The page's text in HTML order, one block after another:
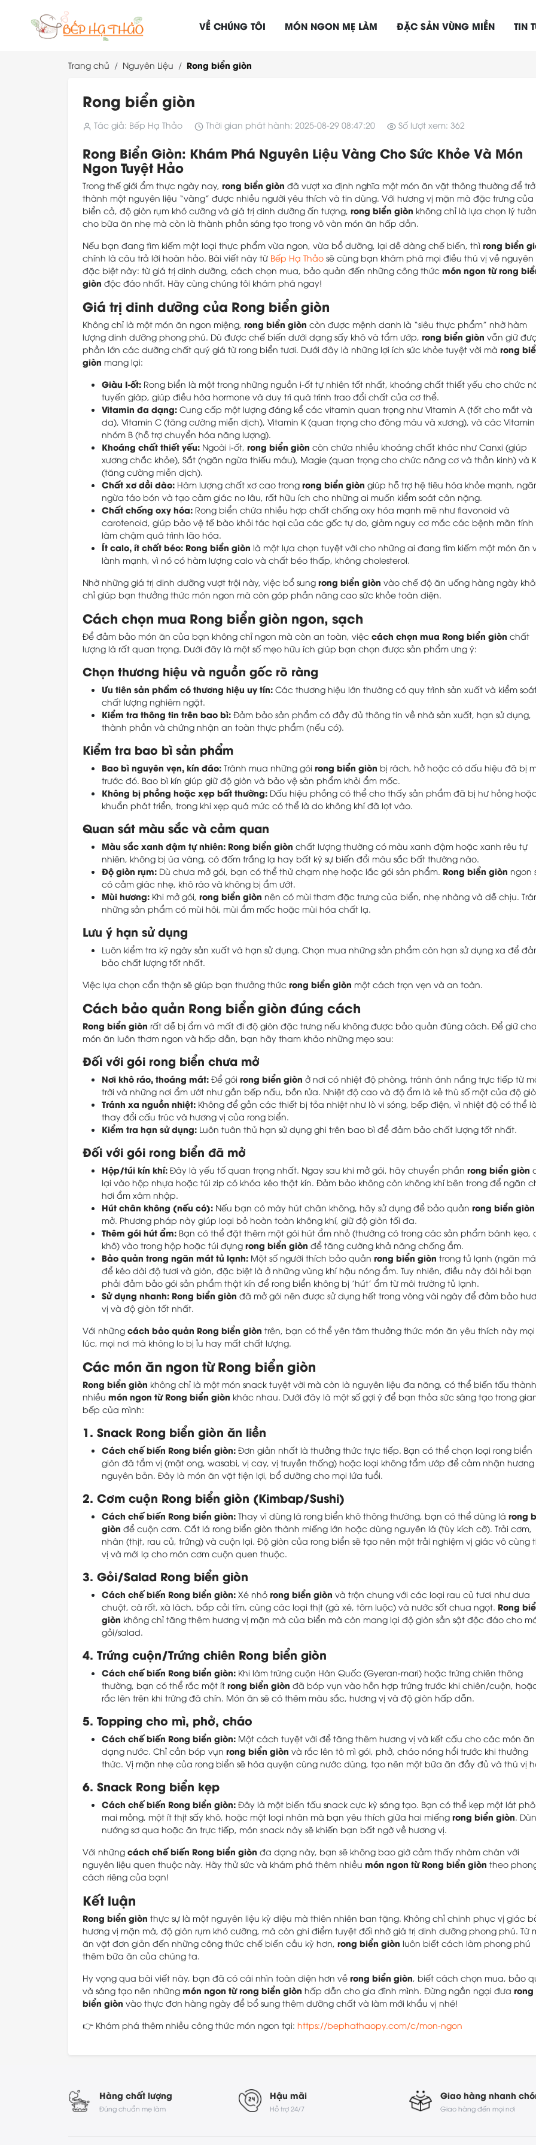
VỀ CHÚNG TÔI MÓN NGON MẸ LÀM ĐẶC SẢN VÙNG MIỀN TIN
Trang chủ Nguyên Liệu Rong biển giòn
Rong biển giòn
Tác giả: Bếp Hạ Thảo Thời gian phát hành: 2025-08-29 08:47:20 Số lượt xem: 362
Rong Biển Giòn: Khám Phá Nguyên Liệu Vàng Cho Sức Khỏe Và Món
Ngon Tuyệt Hảo
Trong thế giới ẩm thực ngày nay, rong biển giòn đã vượt xa định nghĩa một món ăn vặt thông thường để trở
thành một nguyên liệu “vàng” được nhiều người yêu thích và tin dùng. Với hương vị mặn mà đặc trưng của
biển cả, độ giòn rụm khó cưỡng và giá trị dinh dưỡng ấn tượng, rong biển giòn không chỉ là lựa chọn lý
cho bữa ăn nhẹ mà còn là thành phần sáng tạo trong vô vàn món ăn hấp dẫn.
Nếu bạn đang tìm kiếm một loại thực phẩm vừa ngon, vừa bổ dưỡng, lại dễ dàng chế biến, thì rong biển
chính là câu trả lời hoàn hảo. Bài viết này từ Bếp Hạ Thảo sẽ cùng bạn khám phá mọi điều thú vị về nguyên
đặc biệt này: từ giá trị dinh dưỡng, cách chọn mua, bảo quản đến những công thức món ngon từ rong
giòn độc đáo nhất. Hãy cùng chúng tôi khám phá ngay!
Giá trị dinh dưỡng của Rong biển giòn
Không chỉ là một món ăn ngon miệng, rong biển giòn còn được mệnh danh là “siêu thực phẩm” nhờ hàm
lượng dinh dưỡng phong phú. Dù được chế biến dưới dạng sấy khô và tẩm ướp, rong biển giòn vẫn giữ
phần lớn các dưỡng chất quý giá từ rong biển tươi. Dưới đây là những lợi ích sức khỏe tuyệt vời mà rong
giòn mang lại:
Giàu I-ốt: Rong biển là một trong những nguồn i-ốt tự nhiên tốt nhất, khoáng chất thiết yếu cho chức
tuyến giáp, giúp điều hòa hormone và duy trì quá trình trao đổi chất của cơ thể.
Vitamin đa dạng: Cung cấp một lượng đáng kể các vitamin quan trọng như Vitamin A (tốt cho mắt và
da), Vitamin C (tăng cường miễn dịch), Vitamin K (quan trọng cho đông máu và xương), và các Vitamin
nhóm B (hỗ trợ chuyển hóa năng lượng).
Khoáng chất thiết yếu: Ngoài i-ốt, rong biển giòn còn chứa nhiều khoáng chất khác như Canxi (giúp
xương chắc khỏe), Sắt (ngăn ngừa thiếu máu), Magie (quan trọng cho chức năng cơ và thần kinh) và
(tăng cường miễn dịch).
Chất xơ dồi dào: Hàm lượng chất xơ cao trong rong biển giòn giúp hỗ trợ hệ tiêu hóa khỏe mạnh,
ngừa táo bón và tạo cảm giác no lâu, rất hữu ích cho những ai muốn kiểm soát cân nặng.
Chất chống oxy hóa: Rong biển chứa nhiều hợp chất chống oxy hóa mạnh mẽ như flavonoid và
carotenoid, giúp bảo vệ tế bào khỏi tác hại của các gốc tự do, giảm nguy cơ mắc các bệnh mãn tính
làm chậm quá trình lão hóa.
Ít calo, ít chất béo: Rong biển giòn là một lựa chọn tuyệt vời cho những ai đang tìm kiếm một món ăn
lành mạnh, vì nó có hàm lượng calo và chất béo thấp, không cholesterol.
Nhờ những giá trị dinh dưỡng vượt trội này, việc bổ sung rong biển giòn vào chế độ ăn uống hàng ngày
chỉ giúp bạn thưởng thức món ngon mà còn góp phần nâng cao sức khỏe toàn diện.
Cách chọn mua Rong biển giòn ngon, sạch
Để đảm bảo món ăn của bạn không chỉ ngon mà còn an toàn, việc cách chọn mua Rong biển giòn chất
lượng là rất quan trọng. Dưới đây là một số mẹo hữu ích giúp bạn chọn được sản phẩm ưng ý:
Chọn thương hiệu và nguồn gốc rõ ràng
Ưu tiên sản phẩm có thương hiệu uy tín: Các thương hiệu lớn thường có quy trình sản xuất và kiểm
chất lượng nghiêm ngặt.
Kiểm tra thông tin trên bao bì: Đảm bảo sản phẩm có đầy đủ thông tin về nhà sản xuất, hạn sử dụng,
thành phần và chứng nhận an toàn thực phẩm (nếu có).
Kiểm tra bao bì sản phẩm
Bao bì nguyên vẹn, kín đáo: Tránh mua những gói rong biển giòn bị rách, hở hoặc có dấu hiệu đã bị
trước đó. Bao bì kín giúp giữ độ giòn và bảo vệ sản phẩm khỏi ẩm mốc.
Không bị phồng hoặc xẹp bất thường: Dấu hiệu phồng có thể cho thấy sản phẩm đã bị hư hỏng
khuẩn phát triển, trong khi xẹp quá mức có thể là do không khí đã lọt vào.
Quan sát màu sắc và cảm quan
Màu sắc xanh đậm tự nhiên: Rong biển giòn chất lượng thường có màu xanh đậm hoặc xanh rêu tự
nhiên, không bị úa vàng, có đốm trắng lạ hay bất kỳ sự biến đổi màu sắc bất thường nào.
Độ giòn rụm: Dù chưa mở gói, bạn có thể thử chạm nhẹ hoặc lắc gói sản phẩm. Rong biển giòn ngon
có cảm giác nhẹ, khô ráo và không bị ẩm ướt.
Mùi hương: Khi mở gói, rong biển giòn nên có mùi thơm đặc trưng của biển, nhẹ nhàng và dễ chịu.
những sản phẩm có mùi hôi, mùi ẩm mốc hoặc mùi hóa chất lạ.
Lưu ý hạn sử dụng
Luôn kiểm tra kỹ ngày sản xuất và hạn sử dụng. Chọn mua những sản phẩm còn hạn sử dụng xa để
bảo chất lượng tốt nhất.
Việc lựa chọn cẩn thận sẽ giúp bạn thưởng thức rong biển giòn một cách trọn vẹn và an toàn.
Cách bảo quản Rong biển giòn đúng cách
Rong biển giòn rất dễ bị ẩm và mất đi độ giòn đặc trưng nếu không được bảo quản đúng cách. Để giữ cho
món ăn luôn thơm ngon và hấp dẫn, bạn hãy tham khảo những mẹo sau:
Đối với gói rong biển chưa mở
Nơi khô ráo, thoáng mát: Để gói rong biển giòn ở nơi có nhiệt độ phòng, tránh ánh nắng trực tiếp từ
trời và những nơi ẩm ướt như gần bếp nấu, bồn rửa. Nhiệt độ cao và độ ẩm là kẻ thù số một của độ
Tránh xa nguồn nhiệt: Không để gần các thiết bị tỏa nhiệt như lò vi sóng, bếp điện, vì nhiệt độ có thể
thay đổi cấu trúc và hương vị của rong biển.
Kiểm tra hạn sử dụng: Luôn tuân thủ hạn sử dụng ghi trên bao bì để đảm bảo chất lượng tốt nhất.
Đối với gói rong biển đã mở
Hộp/túi kín khí: Đây là yếu tố quan trọng nhất. Ngay sau khi mở gói, hãy chuyển phần rong biển giòn
lại vào hộp nhựa hoặc túi zip có khóa kéo thật kín. Đảm bảo không còn không khí bên trong để ngăn
hơi ẩm xâm nhập.
Hút chân không (nếu có): Nếu bạn có máy hút chân không, hãy sử dụng để bảo quản rong biển giòn
mở. Phương pháp này giúp loại bỏ hoàn toàn không khí, giữ độ giòn tối đa.
Thêm gói hút ẩm: Bạn có thể đặt thêm một gói hút ẩm nhỏ (thường có trong các sản phẩm bánh kẹo,
khô) vào trong hộp hoặc túi đựng rong biển giòn để tăng cường khả năng chống ẩm.
Bảo quản trong ngăn mát tủ lạnh: Một số người thích bảo quản rong biển giòn trong tủ lạnh (ngăn
để kéo dài độ tươi và giòn, đặc biệt là ở những vùng khí hậu nóng ẩm. Tuy nhiên, điều này đòi hỏi bạn
phải đảm bảo gói sản phẩm thật kín để rong biển không bị 'hút' ẩm từ môi trường tủ lạnh.
Sử dụng nhanh: Rong biển giòn đã mở gói nên được sử dụng hết trong vòng vài ngày để đảm bảo
vị và độ giòn tốt nhất.
Với những cách bảo quản Rong biển giòn trên, bạn có thể yên tâm thưởng thức món ăn yêu thích này mọi
lúc, mọi nơi mà không lo bị ỉu hay mất chất lượng.
Các món ăn ngon từ Rong biển giòn
Rong biển giòn không chỉ là một món snack tuyệt vời mà còn là nguyên liệu đa năng, có thể biến tấu thành
nhiều món ngon từ Rong biển giòn khác nhau. Dưới đây là một số gợi ý để bạn thỏa sức sáng tạo trong
bếp của mình:
1. Snack Rong biển giòn ăn liền
Cách chế biến Rong biển giòn: Đơn giản nhất là thưởng thức trực tiếp. Bạn có thể chọn loại rong biển
giòn đã tẩm vị (mật ong, wasabi, vị cay, vị truyền thống) hoặc loại không tẩm ướp để cảm nhận hương
nguyên bản. Đây là món ăn vặt tiện lợi, bổ dưỡng cho mọi lứa tuổi.
2. Cơm cuộn Rong biển giòn (Kimbap/Sushi)
Cách chế biến Rong biển giòn: Thay vì dùng lá rong biển khô thông thường, bạn có thể dùng lá rong
giòn để cuộn cơm. Cắt lá rong biển giòn thành miếng lớn hoặc dùng nguyên lá (tùy kích cỡ). Trải cơm,
nhân (thịt, rau củ, trứng) và cuộn lại. Độ giòn của rong biển sẽ tạo nên một trải nghiệm vị giác vô cùng
vị và mới lạ cho món cơm cuộn quen thuộc.
3. Gỏi/Salad Rong biển giòn
Cách chế biến Rong biển giòn: Xé nhỏ rong biển giòn và trộn chung với các loại rau củ tươi như dưa
chuột, cà rốt, xà lách, bắp cải tím, cùng các loại thịt (gà xé, tôm luộc) và nước sốt chua ngọt. Rong
giòn không chỉ tăng thêm hương vị mặn mà của biển mà còn mang lại độ giòn sần sật độc đáo cho
gỏi/salad.
4. Trứng cuộn/Trứng chiên Rong biển giòn
Cách chế biến Rong biển giòn: Khi làm trứng cuộn Hàn Quốc (Gyeran-mari) hoặc trứng chiên thông
thường, bạn có thể rắc một ít rong biển giòn đã bóp vụn vào hỗn hợp trứng trước khi chiên/cuộn,
rắc lên trên khi trứng đã chín. Món ăn sẽ có thêm màu sắc, hương vị và độ giòn hấp dẫn.
5. Topping cho mì, phở, cháo
Cách chế biến Rong biển giòn: Một cách tuyệt vời để tăng thêm hương vị và kết cấu cho các món ăn
dạng nước. Chỉ cần bóp vụn rong biển giòn và rắc lên tô mì gói, phở, cháo nóng hổi trước khi thưởng
thức. Vị mặn nhẹ của rong biển sẽ hòa quyện cùng nước dùng, tạo nên một bữa ăn đầy đủ và thú vị
6. Snack Rong biển kẹp
Cách chế biến Rong biển giòn: Đây là một biến tấu snack cực kỳ sáng tạo. Bạn có thể kẹp một lát phô
mai mỏng, một ít thịt sấy khô, hoặc một loại nhân mà bạn yêu thích giữa hai miếng rong biển giòn.
nướng sơ qua hoặc ăn trực tiếp, món snack này sẽ khiến bạn bất ngờ về hương vị.
Với những cách chế biến Rong biển giòn đa dạng này, bạn sẽ không bao giờ cảm thấy nhàm chán với
nguyên liệu quen thuộc này. Hãy thử sức và khám phá thêm nhiều món ngon từ Rong biển giòn theo
cách riêng của bạn!
Kết luận
Rong biển giòn thực sự là một nguyên liệu kỳ diệu mà thiên nhiên ban tặng. Không chỉ chinh phục vị giác
hương vị mặn mà, độ giòn rụm khó cưỡng, mà còn ghi điểm tuyệt đối nhờ giá trị dinh dưỡng phong phú. Từ
ăn vặt đơn giản đến những công thức chế biến cầu kỳ hơn, rong biển giòn luôn biết cách làm phong phú
thêm bữa ăn của chúng ta.
Hy vọng qua bài viết này, bạn đã có cái nhìn toàn diện hơn về rong biển giòn, biết cách chọn mua, bảo
và sáng tạo nên những món ngon từ rong biển giòn hấp dẫn cho gia đình mình. Đừng ngần ngại đưa rong
biển giòn vào thực đơn hàng ngày để bổ sung thêm dưỡng chất và làm mới khẩu vị nhé!
👉 Khám phá thêm nhiều công thức món ngon tại: https://bephathaopy.com/c/mon-ngon
Hàng chất lượng
Đúng chuẩn mẹ làm
Hậu mãi
Hỗ trợ 24/7
Giao hàng nhanh
Giao hàng đến mọi nơi